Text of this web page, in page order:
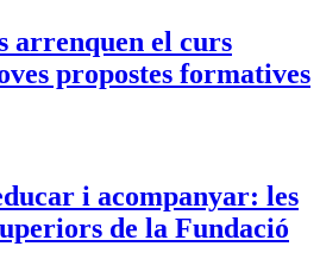
arrenquen el curs
propostes formatives
i acompanyar: les
de la Fundació